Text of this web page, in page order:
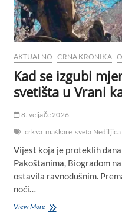
AKTUALNO CRNA KRONIKA
Kad se izgubi
svetišta u Vrani
8. veljače 2026.
crkva maškare sveta Nediljica
Vijest koja je proteklih
Pakoštanima, Biogradom
ostavila ravnodušnim.
noći…
View MoreKad